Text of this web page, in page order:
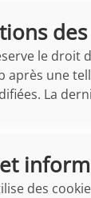
des
le
après une
La
des